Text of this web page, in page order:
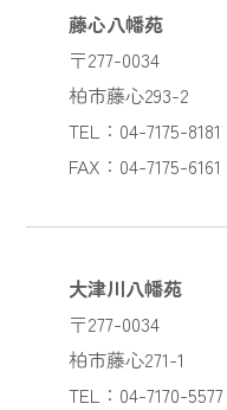
藤心八幡苑
〒277-0034
柏市藤心293-2
TEL：04-7175-8181
FAX：04-7175-6161
大津川八幡苑
〒277-0034
柏市藤心271-1
TEL：04-7170-5577